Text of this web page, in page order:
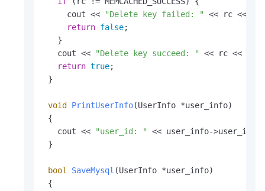
     cout <<
"Delete key failed: "
<< rc <<
return false;
   }
   cout <<
"Delete key succeed: "
<< rc <<
return true;
}
void PrintUserInfo(UserInfo *user_info)
{
   cout <<
"user_id: "
<< user_info->user_id
}
bool SaveMysql (UserInfo *user_info)
{